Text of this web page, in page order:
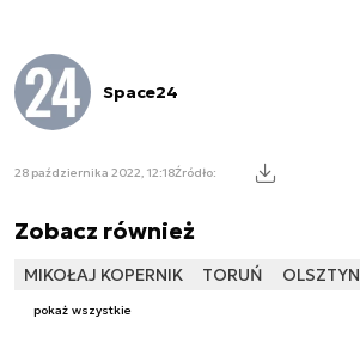
Space24
28 października 2022, 12:18Źródło:
Zobacz również
MIKOŁAJ KOPERNIK TORUŃ OLSZTYN
pokaż wszystkie